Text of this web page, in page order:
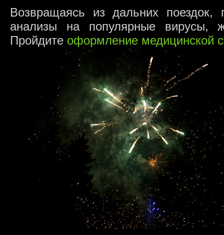
Возвращаясь из дальних поездок,
анализы на популярные вирусы,
Пройдите оформление медицинской